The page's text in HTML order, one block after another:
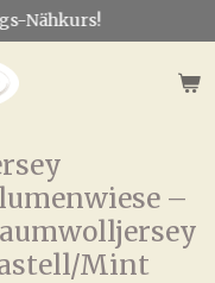
Nähkurs!
–
Mint